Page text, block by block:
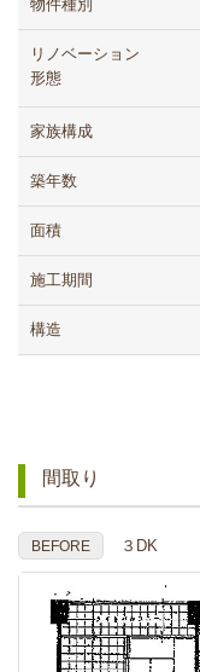
物件種別
リノベーション
形態
家族構成
築年数
面積
施工期間
構造
間取り
BEFORE ３DK